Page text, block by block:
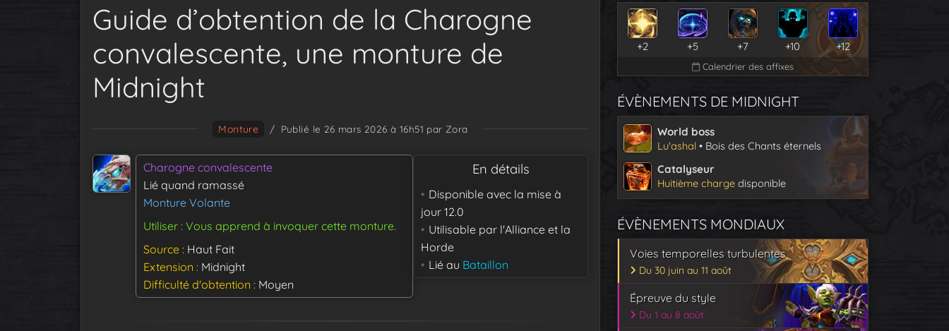
Guide d’obtention de la Charogne
convalescente, une monture de
Midnight
Monture / Publié le 26 mars 2026 à 16h51 par Zora
Charogne convalescente
Lié quand ramassé
Monture Volante
Utiliser : Vous apprend à invoquer cette monture.
Source Haut Fait
Extension
Midnight
Difficulté d'obtention
Moyen
En détails
Disponible avec la mise à
jour 12.0
Utilisable par l'Alliance et la
Horde
Lié au Bataillon
+2 +5 +7 +10 +12
Calendrier des affixes
ÉVÈNEMENTS DE MIDNIGHT
World boss
Lu'ashal • Bois des Chants éternels
Catalyseur
Huitième charge disponible
ÉVÈNEMENTS MONDIAUX
Voies temporelles turbulentes
Du 30 juin au 11 août
Épreuve du style
Du 1 au 8 août